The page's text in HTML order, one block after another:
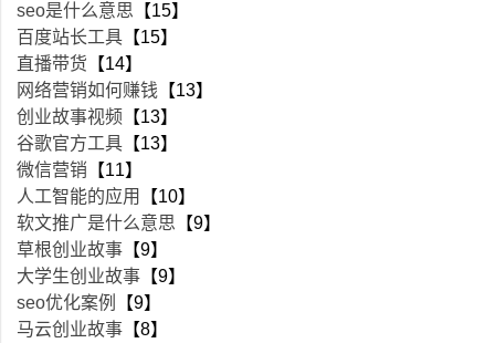
seo是什么意思 【15】
百度站长工具 【15】
直播带货 【14】
网络营销如何赚钱 【13】
创业故事视频 【13】
谷歌官方工具 【13】
微信营销 【11】
人工智能的应用
【10】
软文推广是什么意思 【9】
草根创业故事 【9】
大学生创业故事 【9】
seo优化案例
【9】
马云创业故事 【8】